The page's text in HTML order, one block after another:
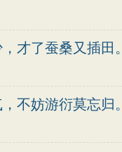
才了蚕桑又插田。
不妨游衍莫忘归。